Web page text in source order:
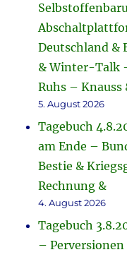
Deutschland &
& Winter-Talk
Ruhs – Knauss
5. August 2026
Tagebuch
am Ende –
Bestie &
Rechnung &
4. August 2026
Tagebuch
– Perversionen